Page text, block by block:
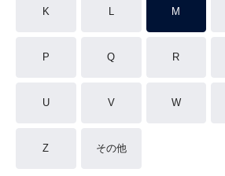
K L M
P Q R
U V W
Z その他